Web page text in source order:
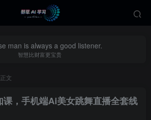
man is always a good listener.
智慧比财富更宝贵
正文
，手机端Ai美女跳舞直播全套线